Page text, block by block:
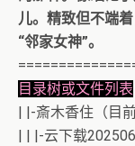
儿。精致但不端
“邻家女神”。​
目录树或文件列表
| |-斎木香住（目
| | |-云下载